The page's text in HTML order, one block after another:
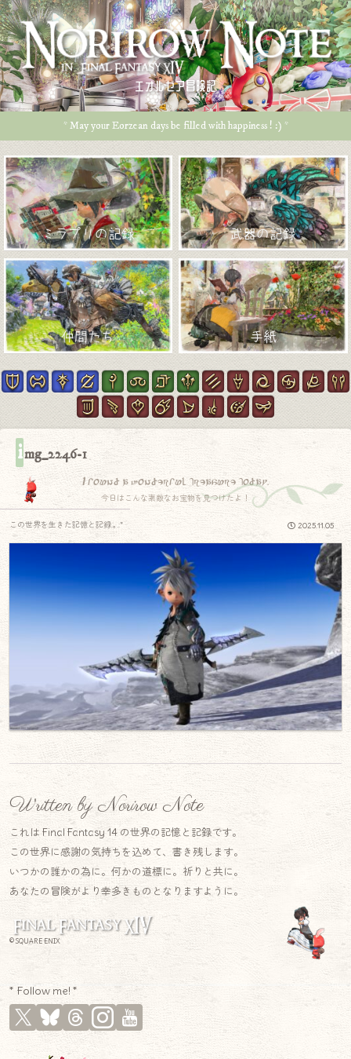
エオルゼア冒険記
* May your Eorzean days be filled with happiness ! :) *
ミラプリの記録 武器の記録
仲間たち 手紙
img_2246-1
I found a wonderful treasure today.
今日はこんな素敵なお宝物を見つけたよ！
2025.11.05
この世界を生きた記憶と記録.｡.:*
Written by Norirow Note
これは Final Fantasy 14 の世界の記憶と記録です。
この世界に感謝の気持ちを込めて、書き残します。
いつかの誰かの為に。何かの道標に。祈りと共に。
あなたの冒険がより幸多きものとなりますように。
© SQUARE ENIX
* Follow me! *